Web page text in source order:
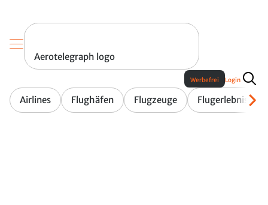
Aerotelegraph logo
Airlines Flughäfen Flugzeuge Flugerlebnis
Werbefrei Login